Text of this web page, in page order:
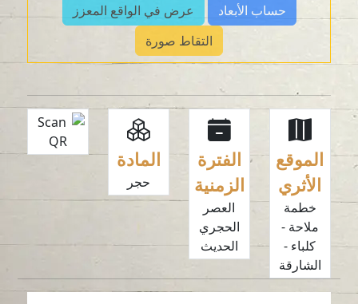
حساب الأبعاد
عرض في الواقع المعزز
التقاط صورة
الموقع
الأثري
خطمة
ملاحة -
كلباء -
الشارقة
الفترة
الزمنية
العصر
الحجري
الحديث
المادة
حجر